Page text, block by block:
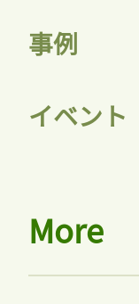
事例
イベント
More